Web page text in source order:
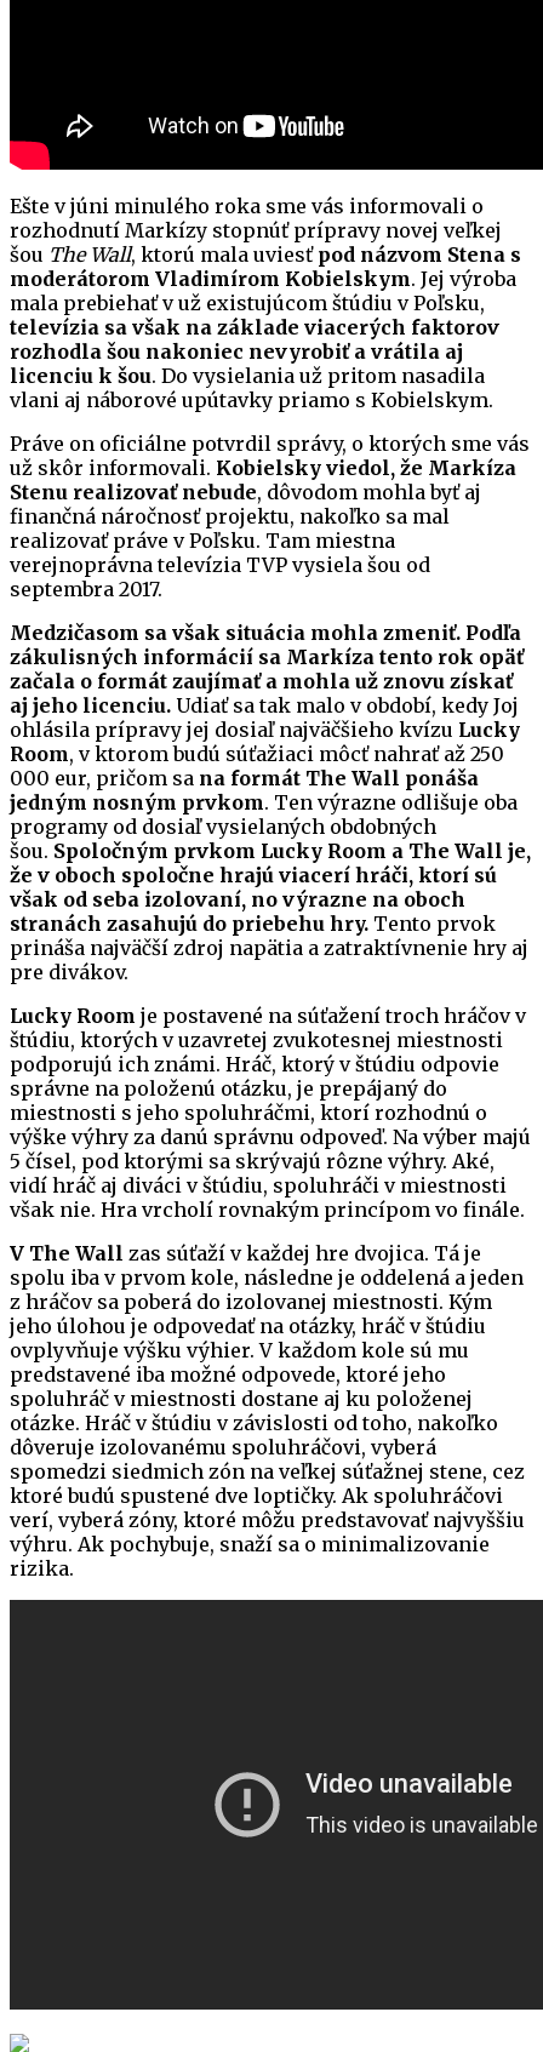
Ešte v júni minulého roka sme vás informovali o
rozhodnutí Markízy stopnúť prípravy novej veľkej
šou The Wall, ktorú mala uviesťpod názvom Stena s
moderátorom Vladimírom Kobielskym. Jej výroba
mala prebiehať v už existujúcom štúdiu v Poľsku,
televízia sa však na základe viacerých faktorov
rozhodla šou nakoniec nevyrobiť a vrátila aj
licenciu k šou. Do vysielania už pritom nasadila
vlani aj náborové upútavky priamo s Kobielskym.
Práve on oficiálne potvrdil správy, o ktorých sme vás
už skôr informovali. Kobielsky viedol, že Markíza
Stenu realizovať nebude, dôvodom mohla byť aj
finančná náročnosť projektu, nakoľko sa mal
realizovať práve v Poľsku. Tam miestna
verejnoprávna televízia TVP vysiela šou od
septembra 2017.
Medzičasom sa však situácia mohla zmeniť. Podľa
zákulisných informácií sa Markíza tento rok opäť
začala o formát zaujímať a mohla už znovu získať
aj jeho licenciu. Udiať sa tak malo v období, kedy Joj
ohlásila prípravy jej dosiaľ najväčšieho kvízu Lucky
Room, v ktorom budú súťažiaci môcť nahrať až 250
000 eur, pričom sa na formát The Wall ponáša
jedným nosným prvkom. Ten výrazne odlišuje oba
programy od dosiaľ vysielaných obdobných
šou. Spoločným prvkom Lucky Room a The Wall je,
že v oboch spoločne hrajú viacerí hráči, ktorí sú
však od seba izolovaní, no výrazne na oboch
stranách zasahujú do priebehu hry. Tento prvok
prináša najväčší zdroj napätia a zatraktívnenie hry aj
pre divákov.
Lucky Room je postavené na súťažení troch hráčov v
štúdiu, ktorých v uzavretej zvukotesnej miestnosti
podporujú ich známi. Hráč, ktorý v štúdiu odpovie
správne na položenú otázku, je prepájaný do
miestnosti s jeho spoluhráčmi, ktorí rozhodnú o
výške výhry za danú správnu odpoveď. Na výber majú
5 čísel, pod ktorými sa skrývajú rôzne výhry. Aké,
vidí hráč aj diváci v štúdiu, spoluhráči v miestnosti
však nie. Hra vrcholí rovnakým princípom vo finále.
V The Wall zas súťaží v každej hre dvojica. Tá je
spolu iba v prvom kole, následne je oddelená a jeden
z hráčov sa poberá do izolovanej miestnosti. Kým
jeho úlohou je odpovedať na otázky, hráč v štúdiu
ovplyvňuje výšku výhier. V každom kole sú mu
predstavené iba možné odpovede, ktoré jeho
spoluhráč v miestnosti dostane aj ku položenej
otázke. Hráč v štúdiu v závislosti od toho, nakoľko
dôveruje izolovanému spoluhráčovi, vyberá
spomedzi siedmich zón na veľkej súťažnej stene, cez
ktoré budú spustené dve loptičky. Ak spoluhráčovi
verí, vyberá zóny, ktoré môžu predstavovať najvyššiu
výhru. Ak pochybuje, snaží sa o minimalizovanie
rizika.